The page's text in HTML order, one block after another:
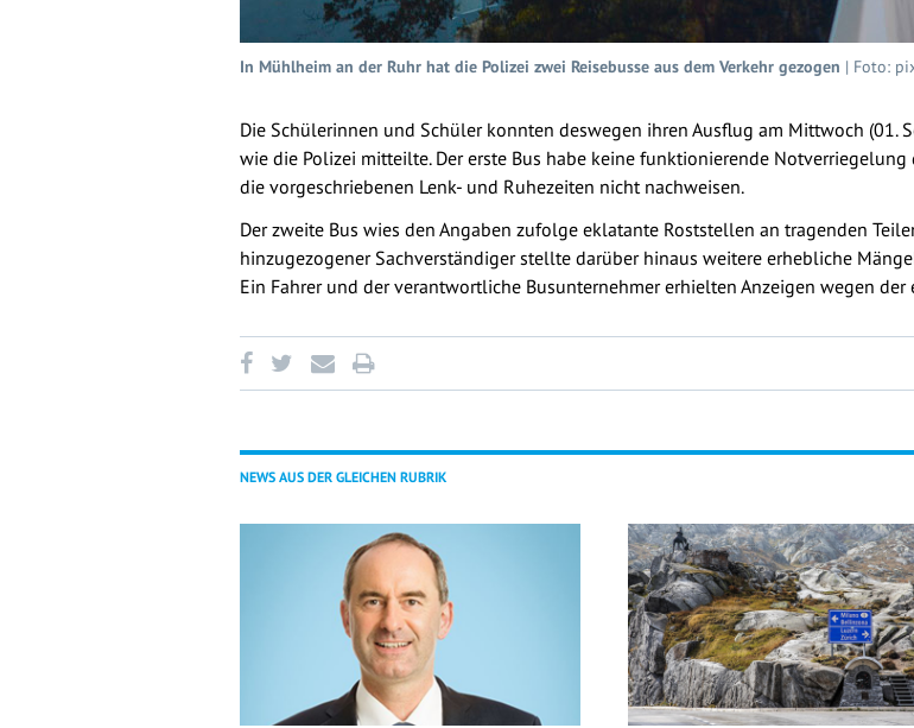
In Mühlheim an der Ruhr hat die Polizei zwei Reisebusse aus dem Verkehr gezogen | Foto:
Die Schülerinnen und Schüler konnten deswegen ihren Ausflug am Mittwoch (01.
wie die Polizei mitteilte. Der erste Bus habe keine funktionierende
die vorgeschriebenen Lenk- und Ruhezeiten nicht nachweisen.
Der zweite Bus wies den Angaben zufolge eklatante Roststellen an tragenden
hinzugezogener Sachverständiger stellte darüber hinaus weitere erhebliche
Ein Fahrer und der verantwortliche Busunternehmer erhielten Anzeigen wegen
NEWS AUS DER GLEICHEN RUBRIK